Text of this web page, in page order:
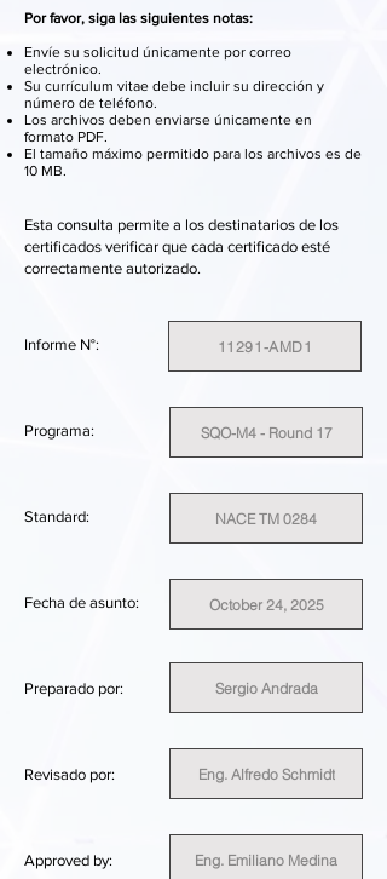
Por favor, siga las siguientes notas:
Envíe su solicitud únicamente por correo
electrónico.
Su currículum vitae debe incluir su dirección y
número de teléfono.
Los archivos deben enviarse únicamente en
formato PDF.
El tamaño máximo permitido para los archivos es de
10 MB.
Esta consulta permite a los destinatarios de los
certificados verificar que cada certificado esté
correctamente autorizado.
Informe N°: 11291-AMD1
Programa: SQO-M4 - Round 17
Standard: NACE TM 0284
Fecha de asunto: October 24, 2025
Preparado por: Sergio Andrada
Revisado por: Eng. Alfredo Schmidt
Approved by: Eng. Emiliano Medina